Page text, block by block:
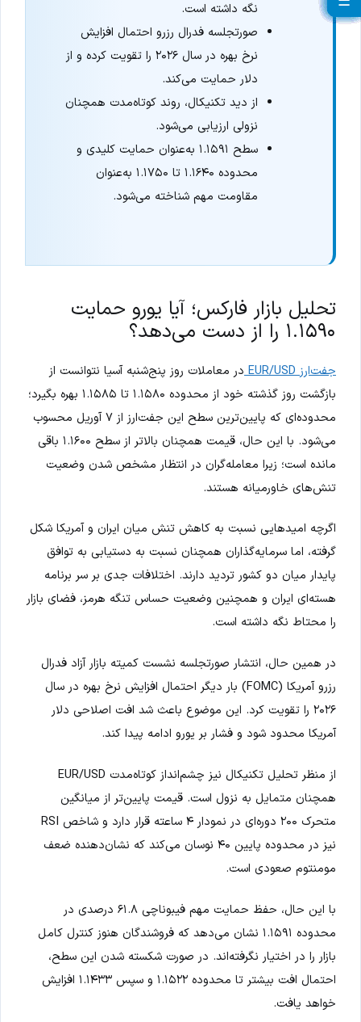
نگه داشته است.
صورتجلسه فدرال رزرو احتمال افزایش
نرخ بهره در سال ۲۰۲۶ را تقویت کرده و از
دلار حمایت می‌کند.
از دید تکنیکال، روند کوتاه‌مدت همچنان
نزولی ارزیابی می‌شود.
سطح ۱.۱۵۹۱ به‌عنوان حمایت کلیدی و
محدوده ۱.۱۶۴۰ تا ۱.۱۷۵۰ به‌عنوان
مقاومت مهم شناخته می‌شود.
تحلیل بازار فارکس؛ آیا یورو حمایت
۱.۱۵۹۰ را از دست می‌دهد؟
جفت‌ارز EUR/USD
در معاملات روز پنج‌شنبه آسیا نتوانست از
بازگشت روز گذشته خود از محدوده ۱.۱۵۸۰ تا ۱.۱۵۸۵ بهره بگیرد؛
محدوده‌ای که پایین‌ترین سطح این جفت‌ارز از ۷ آوریل محسوب
می‌شود. با این حال، قیمت همچنان بالاتر از سطح ۱.۱۶۰۰ باقی
مانده است؛ زیرا معامله‌گران در انتظار مشخص شدن وضعیت
تنش‌های خاورمیانه هستند.
اگرچه امیدهایی نسبت به کاهش تنش میان ایران و آمریکا شکل
گرفته، اما سرمایه‌گذاران همچنان نسبت به دستیابی به توافق
پایدار میان دو کشور تردید دارند. اختلافات جدی بر سر برنامه
هسته‌ای ایران و همچنین وضعیت حساس تنگه هرمز، فضای بازار
را محتاط نگه داشته است.
در همین حال، انتشار صورتجلسه نشست کمیته بازار آزاد فدرال
رزرو آمریکا (FOMC) بار دیگر احتمال افزایش نرخ بهره در سال
۲۰۲۶ را تقویت کرد. این موضوع باعث شد افت اصلاحی دلار
آمریکا محدود شود و فشار بر یورو ادامه پیدا کند.
از منظر تحلیل تکنیکال نیز چشم‌انداز کوتاه‌مدت EUR/USD
همچنان متمایل به نزول است. قیمت پایین‌تر از میانگین
متحرک ۲۰۰ دوره‌ای در نمودار ۴ ساعته قرار دارد و شاخص RSI
نیز در محدوده پایین ۴۰ نوسان می‌کند که نشان‌دهنده ضعف
مومنتوم صعودی است.
با این حال، حفظ حمایت مهم فیبوناچی ۶۱.۸ درصدی در
محدوده ۱.۱۵۹۱ نشان می‌دهد که فروشندگان هنوز کنترل کامل
بازار را در اختیار نگرفته‌اند. در صورت شکسته شدن این سطح،
احتمال افت بیشتر تا محدوده ۱.۱۵۲۲ و سپس ۱.۱۴۳۳ افزایش
خواهد یافت.